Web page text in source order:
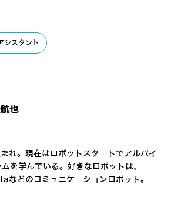
シスタント
也
れ。現在はロボットスタートでアルバイ
を学んでいる。好きなロボットは、
どのコミュニケーションロボット。